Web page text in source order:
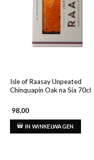
Isle of Raasay Unpeated
Chinquapin Oak na Sia 70cl
98,00
IN WINKELWAGEN